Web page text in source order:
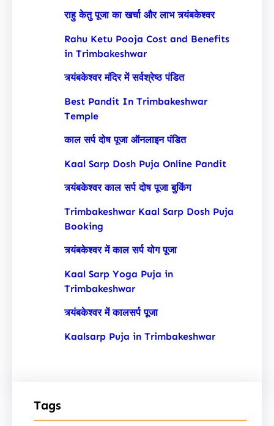
राहु केतु पूजा का खर्चा और लाभ त्र्यंबकेश्वर
Rahu Ketu Pooja Cost and Benefits
in Trimbakeshwar
त्र्यंबकेश्वर मंदिर में सर्वश्रेष्ठ पंडित
Best Pandit In Trimbakeshwar
Temple
काल सर्प दोष पूजा ऑनलाइन पंडित
Kaal Sarp Dosh Puja Online Pandit
त्र्यंबकेश्वर काल सर्प दोष पूजा बुकिंग
Trimbakeshwar Kaal Sarp Dosh Puja
Booking
त्र्यंबकेश्वर में काल सर्प योग पूजा
Kaal Sarp Yoga Puja in
Trimbakeshwar
त्र्यंबकेश्वर में कालसर्प पूजा
Kaalsarp Puja in Trimbakeshwar
Tags